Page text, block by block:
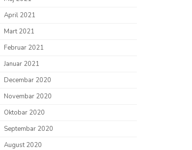
April 2021
Mart 2021
Februar 2021
Januar 2021
Decembar 2020
Novembar 2020
Oktobar 2020
Septembar 2020
August 2020